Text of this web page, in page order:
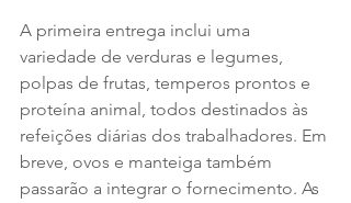
A primeira entrega inclui uma
variedade de verduras e legumes,
polpas de frutas, temperos prontos e
proteína animal, todos destinados às
refeições diárias dos trabalhadores. Em
breve, ovos e manteiga também
passarão a integrar o fornecimento. As